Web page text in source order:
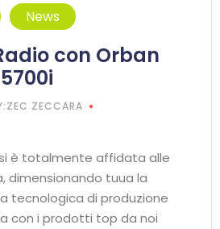
News
con Orban
ZECCARA
è totalmente affidata alle
dimensionando tuua la
tecnologica di produzione
con i prodotti top da noi